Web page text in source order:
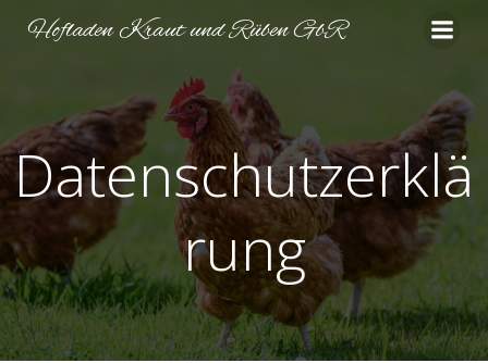
Inhalt
Hofladen Kraut und Rüben GbR
Datenschutzerklä
rung